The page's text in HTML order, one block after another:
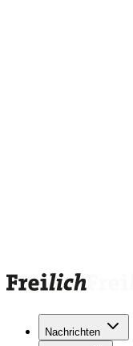
Nachrichten